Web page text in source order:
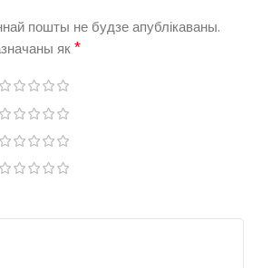
пошты не будзе апублікаваны.
як*